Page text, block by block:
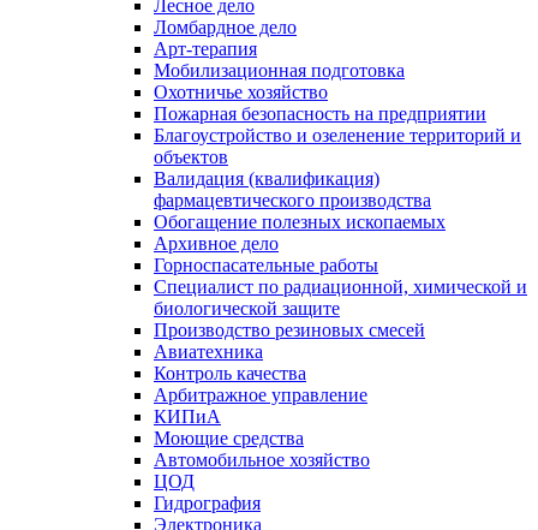
Лесное дело
Ломбардное дело
Арт-терапия
Мобилизационная подготовка
Охотничье хозяйство
Пожарная безопасность на предприятии
Благоустройство и озеленение территорий и
объектов
Валидация (квалификация)
фармацевтического производства
Обогащение полезных ископаемых
Архивное дело
Горноспасательные работы
Специалист по радиационной, химической и
биологической защите
Производство резиновых смесей
Авиатехника
Контроль качества
Арбитражное управление
КИПиА
Моющие средства
Автомобильное хозяйство
ЦОД
Гидрография
Электроника